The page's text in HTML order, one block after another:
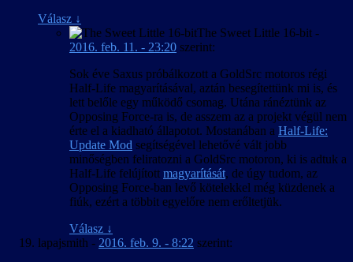
Válasz ↓
The Sweet Little 16-bit -
2016. feb. 11. - 23:20 szerint:
Sok éve Saxus próbálkozott a GoldSrc motoros régi
Half-Life magyarításával, aztán besegítettünk mi is, és
lett belőle egy működő csomag. Utána ránéztünk az
Opposing Force-ra is, de asszem az a projekt végül nem
érte el a kiadható állapotot. Mostanában a Half-Life:
Update Mod segítségével lehetővé vált jobb
minőségben feliratozni a GoldSrc motoron, ki is adtuk a
Half-Life felújított magyarítását, de úgy tudom, az
Opposing Force-ban levő kötelekkel még küzdenek a
fiúk, ezért a többit egyelőre nem erőltetjük.
Válasz ↓
lapajsmith - 2016. feb. 9. - 8:22 szerint: